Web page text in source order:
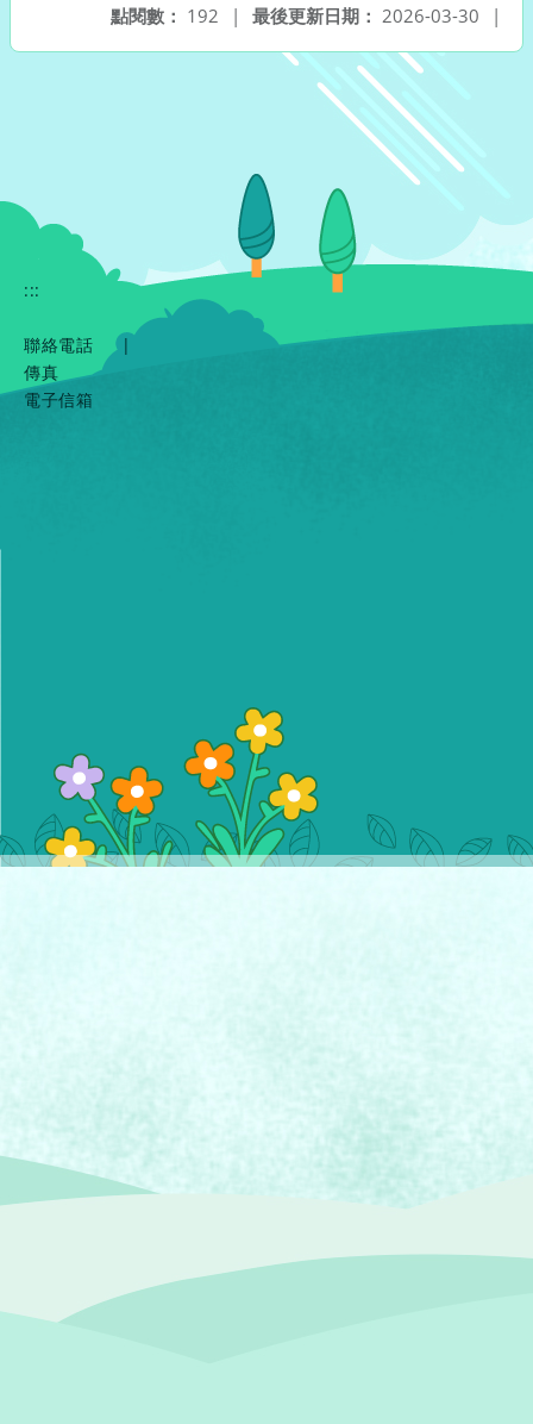
最後更新日期： 2026-03-30 |
點閱數： 192 |
:::
聯絡電話
|
傳真
電子信箱